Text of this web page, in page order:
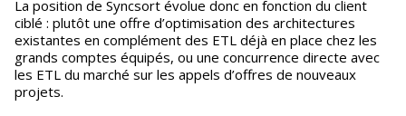
La position de Syncsort évolue donc en fonction du client
ciblé : plutôt une offre d’optimisation des architectures
existantes en complément des ETL déjà en place chez les
grands comptes équipés, ou une concurrence directe avec
les ETL du marché sur les appels d’offres de nouveaux
projets.